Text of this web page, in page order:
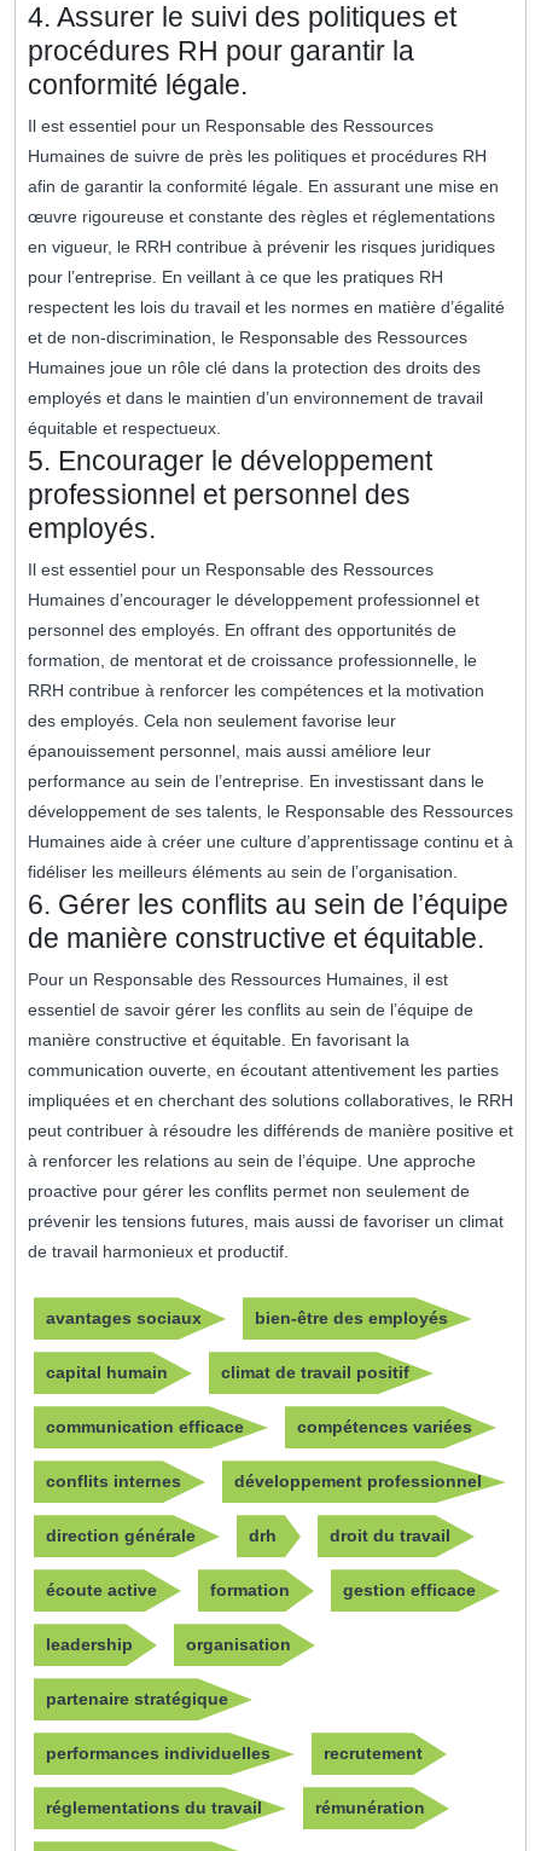
4. Assurer le suivi des politiques et
procédures RH pour garantir la
conformité légale.
Il est essentiel pour un Responsable des Ressources
Humaines de suivre de près les politiques et procédures RH
afin de garantir la conformité légale. En assurant une mise en
œuvre rigoureuse et constante des règles et réglementations
en vigueur, le RRH contribue à prévenir les risques juridiques
pour l’entreprise. En veillant à ce que les pratiques RH
respectent les lois du travail et les normes en matière d’égalité
et de non-discrimination, le Responsable des Ressources
Humaines joue un rôle clé dans la protection des droits des
employés et dans le maintien d’un environnement de travail
équitable et respectueux.
5. Encourager le développement
professionnel et personnel des
employés.
Il est essentiel pour un Responsable des Ressources
Humaines d’encourager le développement professionnel et
personnel des employés. En offrant des opportunités de
formation, de mentorat et de croissance professionnelle, le
RRH contribue à renforcer les compétences et la motivation
des employés. Cela non seulement favorise leur
épanouissement personnel, mais aussi améliore leur
performance au sein de l’entreprise. En investissant dans le
développement de ses talents, le Responsable des Ressources
Humaines aide à créer une culture d’apprentissage continu et à
fidéliser les meilleurs éléments au sein de l’organisation.
6. Gérer les conflits au sein de l’équipe
de manière constructive et équitable.
Pour un Responsable des Ressources Humaines, il est
essentiel de savoir gérer les conflits au sein de l’équipe de
manière constructive et équitable. En favorisant la
communication ouverte, en écoutant attentivement les parties
impliquées et en cherchant des solutions collaboratives, le RRH
peut contribuer à résoudre les différends de manière positive et
à renforcer les relations au sein de l’équipe. Une approche
proactive pour gérer les conflits permet non seulement de
prévenir les tensions futures, mais aussi de favoriser un climat
de travail harmonieux et productif.
avantages sociaux bien-être des employés
capital humain climat de travail positif
communication efficace compétences variées
conflits internes développement professionnel
direction générale drh droit du travail
écoute active formation gestion efficace
leadership organisation
partenaire stratégique
performances individuelles recrutement
réglementations du travail rémunération